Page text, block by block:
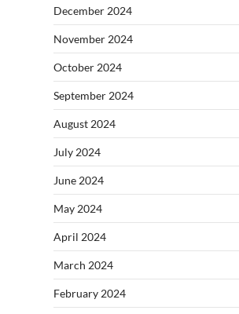
December 2024
November 2024
October 2024
September 2024
August 2024
July 2024
June 2024
May 2024
April 2024
March 2024
February 2024